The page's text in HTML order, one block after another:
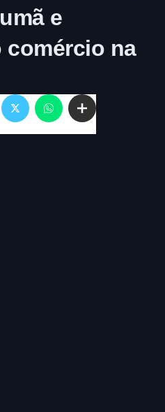
e
comércio na